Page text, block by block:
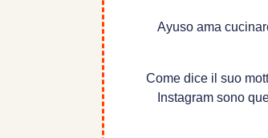
Ayuso ama
Come dice il suo
Instagram sono